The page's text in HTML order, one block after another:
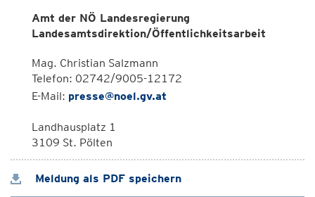
Amt der NÖ Landesregierung
Landesamtsdirektion/Öffentlichkeitsarbeit
Mag. Christian Salzmann
Telefon: 02742/9005-12172
E-Mail: presse@noel.gv.at
Landhausplatz 1
3109 St. Pölten
Meldung als PDF speichern